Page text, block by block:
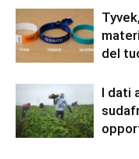
del
I dati